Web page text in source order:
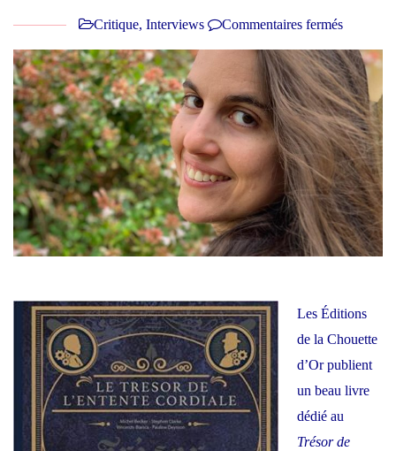
Critique, Interviews Commentaires fermés
Pauline
Deysson
:
«
Je
voulais
créer
un
lequel
puisse
Les Éditions
de la Chouette
d’Or publient
un beau livre
dédié au
Trésor de